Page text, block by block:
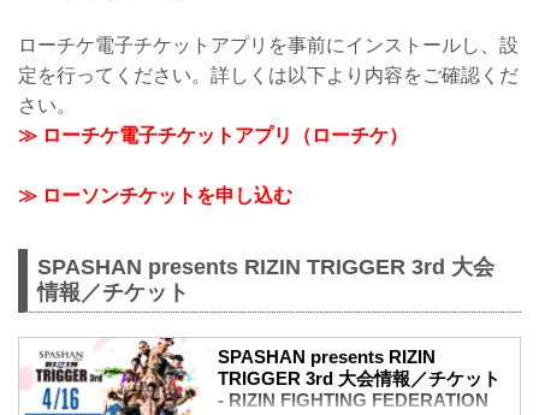
ローチケ電子チケットアプリを事前にインストールし、設
定を行ってください。詳しくは以下より内容をご確認くだ
さい。
≫ ローチケ電子チケットアプリ（ローチケ）
≫ ローソンチケットを申し込む
SPASHAN presents RIZIN TRIGGER 3rd 大会
情報／チケット
SPASHAN presents RIZIN
TRIGGER 3rd 大会情報／チケット
- RIZIN FIGHTING FEDERATION